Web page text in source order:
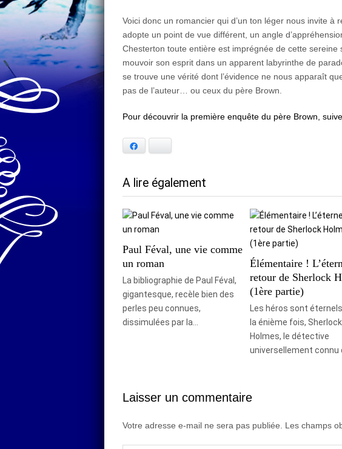
Voici donc un romancier qui d’un ton léger nous invite à
adopte un point de vue différent, un angle
Chesterton toute entière est imprégnée de cette sereine
mouvoir son esprit dans un apparent labyrinthe de
se trouve une vérité dont l’évidence ne nous apparaît
pas de l’auteur… ou ceux du père Brown.
Pour découvrir la première enquête du père Brown,
A lire également
Paul Féval, une vie comme
un roman
La bibliographie de Paul Féval,
gigantesque, recèle bien des
perles peu connues,
dissimulées par la…
Élémentaire !
retour de Sherlock
(1ère partie)
Les héros sont
la énième fois, Sherlock
Holmes, le détective
universellement connu
Laisser un commentaire
Votre adresse e-mail ne sera pas publiée. Les champs